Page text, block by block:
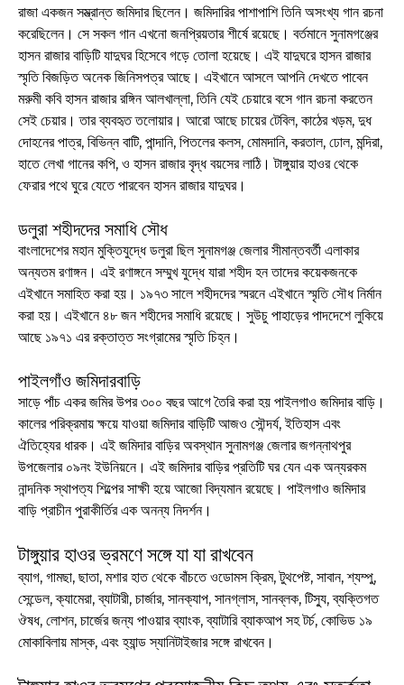
রাজা একজন সম্ভ্রান্ত জমিদার ছিলেন। জমিদারির পাশাপাশি তিনি অসংখ্য গান রচনা
করেছিলেন। সে সকল গান এখনো জনপ্রিয়তার শীর্ষে রয়েছে। বর্তমানে সুনামগঞ্জের
হাসন রাজার বাড়িটি যাদুঘর হিসেবে গড়ে তোলা হয়েছে। এই যাদুঘরে হাসন রাজার
স্মৃতি বিজড়িত অনেক জিনিসপত্র আছে। এইখানে আসলে আপনি দেখতে পাবেন
মরুমী কবি হাসন রাজার রঙ্গিন আলখাল্লা, তিনি যেই চেয়ারে বসে গান রচনা করতেন
সেই চেয়ার। তার ব্যবহৃত তলোয়ার। আরো আছে চায়ের টেবিল, কাঠের খড়ম, দুধ
দোহনের পাত্র, বিভিন্ন বাটি, পান্দানি, পিতলের কলস, মোমদানি, করতাল, ঢোল, মন্দিরা,
হাতে লেখা গানের কপি, ও হাসন রাজার বৃদ্ধ বয়সের লাঠি। টাঙ্গুয়ার হাওর থেকে
ফেরার পথে ঘুরে যেতে পারবেন হাসন রাজার যাদুঘর।
ডলুরা শহীদদের সমাধি সৌধ
বাংলাদেশের মহান মুক্তিযুদ্ধে ডলুরা ছিল সুনামগঞ্জ জেলার সীমান্তবর্তী এলাকার
অন্যতম রণাঙ্গন। এই রণাঙ্গনে সম্মুখ যুদ্ধে যারা শহীদ হন তাদের কয়েকজনকে
এইখানে সমাহিত করা হয়। ১৯৭৩ সালে শহীদদের স্মরনে এইখানে স্মৃতি সৌধ নির্মান
করা হয়। এইখানে ৪৮ জন শহীদের সমাধি রয়েছে। সুউচু পাহাড়ের পাদদেশে লুকিয়ে
আছে ১৯৭১ এর রক্তাত্ত সংগ্রামের স্মৃতি চিহ্ন।
পাইলগাঁও জমিদারবাড়ি
সাড়ে পাঁচ একর জমির উপর ৩০০ বছর আগে তৈরি করা হয় পাইলগাও জমিদার বাড়ি।
কালের পরিক্রমায় ক্ষয়ে যাওয়া জমিদার বাড়িটি আজও সৌন্দর্য, ইতিহাস এবং
ঐতিহ্যের ধারক। এই জমিদার বাড়ির অবস্থান সুনামগঞ্জ জেলার জগন্নাথপুর
উপজেলার ০৯নং ইউনিয়নে। এই জমিদার বাড়ির প্রতিটি ঘর যেন এক অন্যরকম
নান্দনিক স্থাপত্য শিল্পের সাক্ষী হয়ে আজো বিদ্যমান রয়েছে। পাইলগাও জমিদার
বাড়ি প্রাচীন পুরাকীর্তির এক অনন্য নিদর্শন।
টাঙ্গুয়ার হাওর ভ্রমণে সঙ্গে যা যা রাখবেন
ব্যাগ, গামছা, ছাতা, মশার হাত থেকে বাঁচতে ওডোমস ক্রিম, টুথপেষ্ট, সাবান, শ্যম্পু,
সেন্ডেল, ক্যামেরা, ব্যাটারী, চার্জার, সানক্যাপ, সানগ্লাস, সানব্লক, টিস্যু, ব্যক্তিগত
ঔষধ, লোশন, চার্জের জন্য পাওয়ার ব্যাংক, ব্যাটারি ব্যাকআপ সহ টর্চ, কোভিড ১৯
মোকাবিলায় মাস্ক, এবং হ্যান্ড স্যানিটাইজার সঙ্গে রাখবেন।